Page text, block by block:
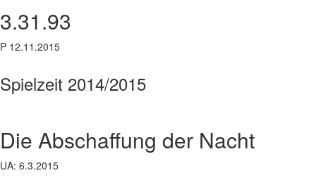
3.31.93
P 12.11.2015
Spielzeit 2014/2015
Die Abschaffung der Nacht
UA: 6.3.2015